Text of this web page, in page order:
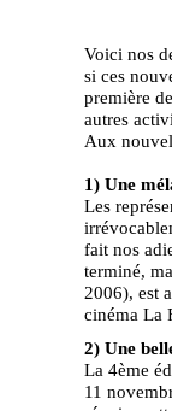
Voici nos
si ces
première
autres
Aux
1) Une
Les
fait nos
terminé,
2006), est
cinéma La
2) Une
La 4ème
11